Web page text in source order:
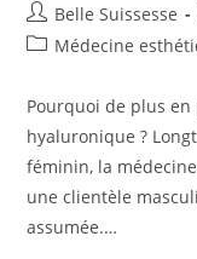
Auteur/autrice
de
Belle Suissesse
PostMédecine
Pourquoi de plus en
hyaluronique ?
féminin, la
une clientèle
assumée.…